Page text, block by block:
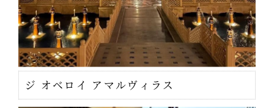
ジ オベロイ アマルヴィラス